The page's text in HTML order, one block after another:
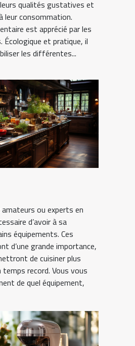
qualités gustatives et
leur consommation.
est apprécié par les
Écologique et pratique, il
les différentes...
ou experts en
d’avoir à sa
équipements. Ces
d’une grande importance,
de cuisiner plus
record. Vous vous
de quel équipement,